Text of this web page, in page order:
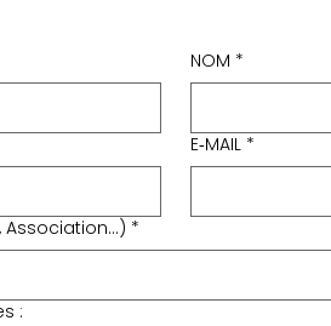
NOM *
E‑MAIL *
Association...) *
: